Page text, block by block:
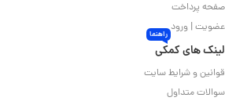
صفحه پرداخت
عضویت | ورود
لینک های کمکی
راهنما
قوانین و شرایط سایت
سوالات متداول